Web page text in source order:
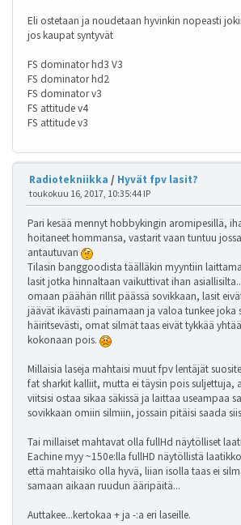
Eli ostetaan ja noudetaan hyvinkin nopeasti
jos kaupat syntyvät
FS dominator hd3 V3
FS dominator hd2
FS dominator v3
FS attitude v4
FS attitude v3
Radiotekniikka / Hyvät fpv lasit?
toukokuu 16, 2017, 10:35:44 IP
Pari kesää mennyt hobbykingin aromipesillä,
hoitaneet hommansa, vastarit vaan tuntuu
antautuvan
Tilasin banggoodista täälläkin myyntiin
lasit jotka hinnaltaan vaikuttivat ihan
omaan päähän rillit päässä sovikkaan, lasit
jäävät ikävästi painamaan ja valoa tunkee joka
häiritsevästi, omat silmät taas eivät tykkää
kokonaan pois.
Millaisia laseja mahtaisi muut fpv lentäjät
fat sharkit kalliit, mutta ei täysin pois suljettuja,
viitsisi ostaa sikaa säkissä ja laittaa useampaa
sovikkaan omiin silmiin, jossain pitäisi saada
Tai millaiset mahtavat olla fullHd näytölliset
Eachine myy ~150e:lla fullHD näytöllistä
että mahtaisiko olla hyvä, liian isolla taas ei
samaan aikaan ruudun ääripäitä...
Auttakee...kertokaa + ja -:a eri laseille.